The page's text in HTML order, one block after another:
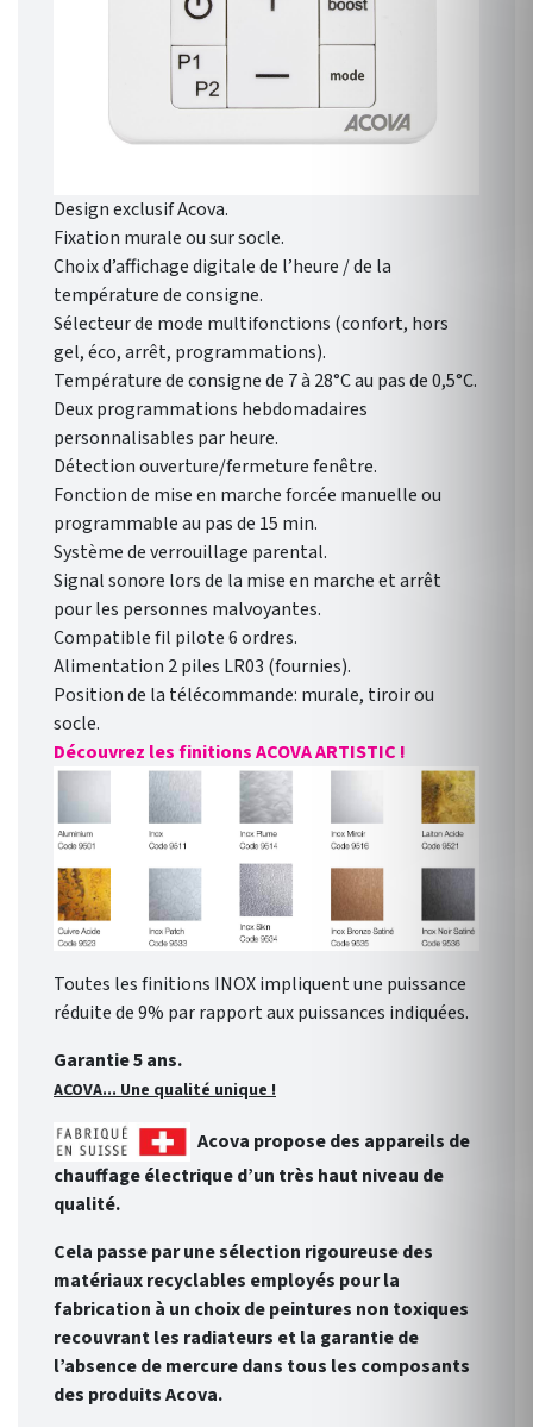
Design exclusif Acova.
Fixation murale ou sur socle.
Choix d’affichage digitale de l’heure / de la
température de consigne.
Sélecteur de mode multifonctions (confort, hors
gel, éco, arrêt, programmations).
Température de consigne de 7 à 28°C au pas de 0,5°C.
Deux programmations hebdomadaires
personnalisables par heure.
Détection ouverture/fermeture fenêtre.
Fonction de mise en marche forcée manuelle ou
programmable au pas de 15 min.
Système de verrouillage parental.
Signal sonore lors de la mise en marche et arrêt
pour les personnes malvoyantes.
Compatible fil pilote 6 ordres.
Alimentation 2 piles LR03 (fournies).
Position de la télécommande: murale, tiroir ou
socle.
Découvrez les finitions ACOVA ARTISTIC !
Toutes les finitions INOX impliquent une puissance
réduite de 9% par rapport aux puissances indiquées.
Garantie 5 ans.
ACOVA... Une qualité unique !
Acova propose des appareils de
chauffage électrique d’un très haut niveau de
qualité.
Cela passe par une sélection rigoureuse des
matériaux recyclables employés pour la
fabrication à un choix de peintures non toxiques
recouvrant les radiateurs et la garantie de
l’absence de mercure dans tous les composants
des produits Acova.